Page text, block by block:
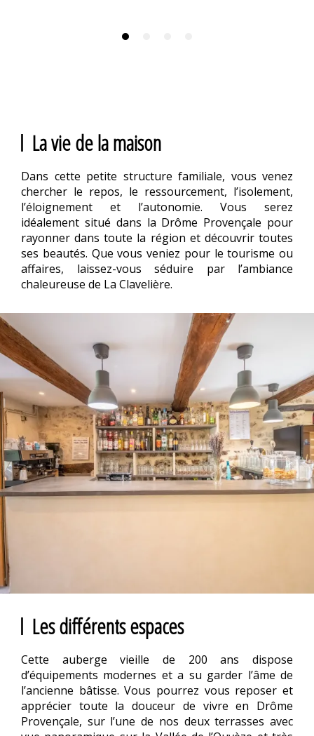
La vie de la maison
Dans cette petite structure familiale, vous venez
chercher le repos, le ressourcement, l’isolement,
l’éloignement et l’autonomie. Vous serez
idéalement situé dans la Drôme Provençale pour
rayonner dans toute la région et découvrir toutes
ses beautés. Que vous veniez pour le tourisme ou
affaires, laissez-vous séduire par l’ambiance
chaleureuse de La Clavelière.
Les différents espaces
Cette auberge vieille de 200 ans dispose
d’équipements modernes et a su garder l’âme de
l’ancienne bâtisse. Vous pourrez vous reposer et
apprécier toute la douceur de vivre en Drôme
Provençale, sur l’une de nos deux terrasses avec